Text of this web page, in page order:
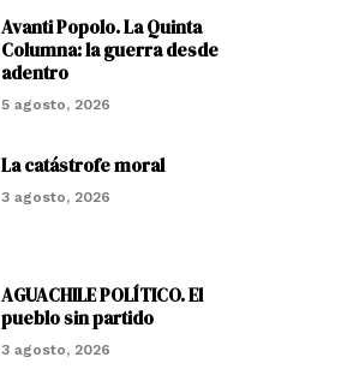
Avanti Popolo. La Quinta
Columna: la guerra desde
adentro
5 agosto, 2026
La catástrofe moral
3 agosto, 2026
AGUACHILE POLÍTICO. El
pueblo sin partido
3 agosto, 2026